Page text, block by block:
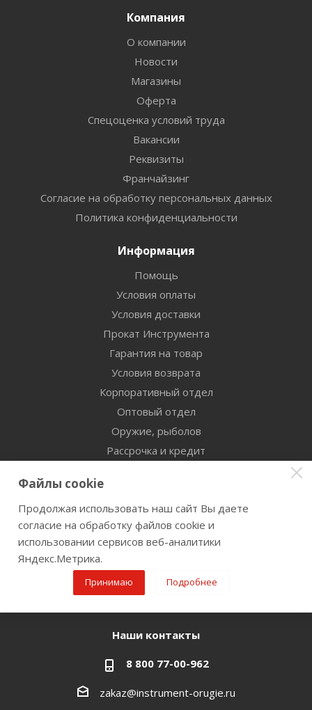
Компания
О компании
Новости
Магазины
Оферта
Спецоценка условий труда
Вакансии
Реквизиты
Франчайзинг
Согласие на обработку персональных данных
Политика конфиденциальности
Информация
Помощь
Условия оплаты
Условия доставки
Прокат Инструмента
Гарантия на товар
Условия возврата
Корпоративный отдел
Оптовый отдел
Оружие, рыболов
Рассрочка и кредит
Помощь
Бренды
Оставайтесь на связи
Наши контакты
8 800 77-00-962
zakaz@instrument-orugie.ru
Файлы cookie
Продолжая использовать наш сайт Вы даете
согласие на обработку файлов cookie и
использовании сервисов веб-аналитики
Яндекс.Метрика.
Принимаю Подробнее